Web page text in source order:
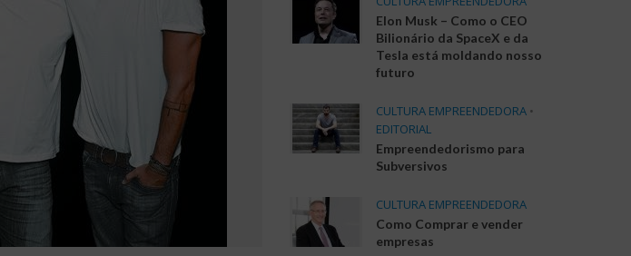
Elon Musk – Como o CEO
Bilionário da SpaceX e da
Tesla está moldando nosso
futuro
CULTURA EMPREENDEDORA •
EDITORIAL
Empreendedorismo para
Subversivos
CULTURA EMPREENDEDORA
Como Comprar e vender
empresas